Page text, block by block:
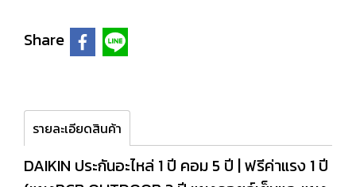
Share
รายละเอียดสินค้า
DAIKIN ประกันอะไหล่ 1 ปี คอม 5 ปี | ฟรีค่าแรง 1 ปี